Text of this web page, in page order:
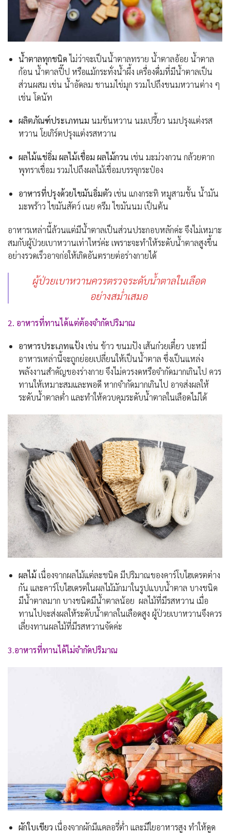
น้ำตาลทุกชนิดไม่ว่าจะเป็นน้ำตาลทราย น้ำตาลอ้อย น้ำตาล
ก้อน น้ำตาลปี๊ป หรือแม้กระทั่งน้ำผึ้ง เครื่องดื่มที่มีน้ำตาลเป็น
ส่วนผสม เช่น น้ำอัดลม ชานมไข่มุก รวมไปถึงขนมหวานต่าง ๆ
เช่น โดนัท
ผลิตภัณฑ์ประเภทนม นมข้นหวาน นมเปรี้ยว นมปรุงแต่งรส
หวาน โยเกิร์ตปรุงแต่งรสหวาน
ผลไม้แช่อิ่ม ผลไม้เชื่อม ผลไม้กวน เช่น มะม่วงกวน กล้วยตาก
พุทราเชื่อม รวมไปถึงผลไม้เชื่อมบรรจุกระป๋อง
อาหารที่ปรุงด้วยไขมันอิ่มตัว เช่น แกงกระทิ หมูสามชั้น น้ำมัน
มะพร้าว ไขมันสัตว์ เนย ครีม ไขมันนม เป็นต้น
อาหารเหล่านี้ล้วนแต่มีน้ำตาลเป็นส่วนประกอบหลักค่ะ จึงไม่เหมาะ
สมกับผู้ป่วยเบาหวานเท่าไหร่ค่ะ เพราะจะทำให้ระดับน้ำตาลสูงขึ้น
อย่างรวดเร็วอาจก่อให้เกิดอันตรายต่อร่างกายได้
ผู้ป่วยเบาหวานควรตรวจระดับน้ำตาลในเลือด
อย่างสม่ำเสมอ
2. อาหารที่ทานได้แต่ต้องจำกัดปริมาณ
อาหารประเภทแป้ง เช่น ข้าว ขนมปัง เส้นก๋วยเตี๋ยว บะหมี่
อาหารเหล่านี้จะถูกย่อยเปลี่ยนให้เป็นน้ำตาล ซึ่งเป็นแหล่ง
พลังงานสำคัญของร่างกาย จึงไม่ควรงดหรือจำกัดมากเกินไป ควร
ทานให้เหมาะสมและพอดี หากจำกัดมากเกินไป อาจส่งผลให้
ระดับน้ำตาลต่ำ และทำให้ควบคุมระดับน้ำตาลในเลือดไม่ได้
ผลไม้ เนื่องจากผลไม้แต่ละชนิด มีปริมาณของคาร์โบไฮเดรตต่าง
กัน และคาร์โบไฮเดรตในผลไม้มักมาในรูปแบบน้ำตาล บางชนิด
มีน้ำตาลมาก บางชนิดมีน้ำตาลน้อย ผลไม้ที่มีรสหวาน เมื่อ
ทานไปจะส่งผลให้ระดับน้ำตาลในเลือดสูง ผู้ป่วยเบาหวานจึงควร
เลี่ยงทานผลไม้ที่มีรสหวานจัดค่ะ
3.อาหารที่ทานได้ไม่จำกัดปริมาณ
ผักใบเขียว เนื่องจากผักมีแคลอรี่ต่ำ และมีใยอาหารสูง ทำให้ดูด